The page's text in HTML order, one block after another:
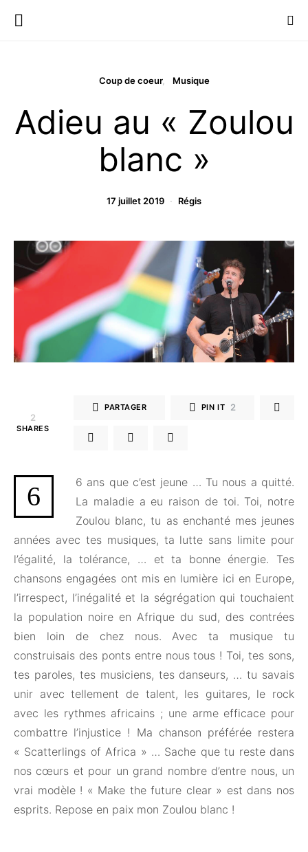
Coup de coeur Musique
Adieu au « Zoulou
blanc »
17 juillet 2019 Régis
2
SHARES
PARTAGER PIN IT 2
6
6 ans que c’est jeune … Tu nous a quitté.
La maladie a eu raison de toi. Toi, notre
Zoulou blanc, tu as enchanté mes jeunes
années avec tes musiques, ta lutte sans limite pour
l’égalité, la tolérance, … et ta bonne énergie. Tes
chansons engagées ont mis en lumière ici en Europe,
l’irrespect, l’inégalité et la ségrégation qui touchaient
la population noire en Afrique du sud, des contrées
bien loin de chez nous. Avec ta musique tu
construisais des ponts entre nous tous ! Toi, tes sons,
tes paroles, tes musiciens, tes danseurs, … tu savais
unir avec tellement de talent, les guitares, le rock
avec les rythmes africains ; une arme efficace pour
combattre l’injustice ! Ma chanson préférée restera
« Scatterlings of Africa » … Sache que tu reste dans
nos cœurs et pour un grand nombre d’entre nous, un
vrai modèle ! « Make the future clear » est dans nos
esprits. Repose en paix mon Zoulou blanc !